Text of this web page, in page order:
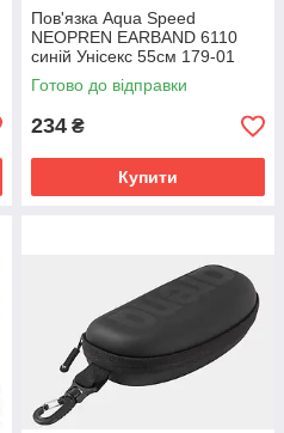
Пов'язка Aqua Speed
NEOPREN EARBAND 6110
синій Унісекс 55см 179-01
Готово до відправки
234 ₴
Купити